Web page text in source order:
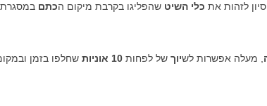
לזהות את כלי השיט שהפליגו בקרבת מיקום הכתם במסגרת
, מעלה אפשרות לשיוך של לפחות 10 אוניות
שחלפו בזמן